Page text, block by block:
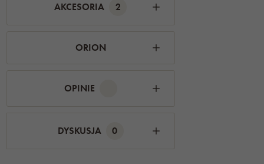
AKCESORIA 2
ORION
OPINIE
DYSKUSJA 0